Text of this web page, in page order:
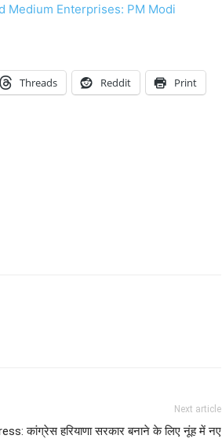
Medium Enterprises: PM Modi
Threads Reddit Print
Next article
कांग्रेस हरियाणा सरकार बनाने के लिए नूंह में नए